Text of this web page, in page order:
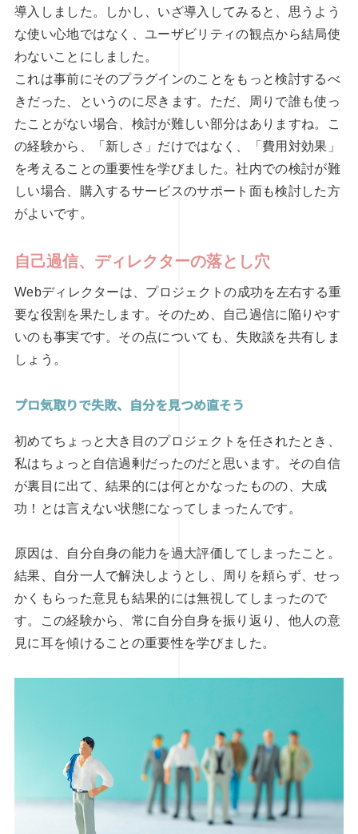
導入しました。しかし、いざ導入してみると、思うよう
な使い心地ではなく、ユーザビリティの観点から結局使
わないことにしました。
これは事前にそのプラグインのことをもっと検討するべ
きだった、というのに尽きます。ただ、周りで誰も使っ
たことがない場合、検討が難しい部分はありますね。こ
の経験から、「新しさ」だけではなく、「費用対効果」
を考えることの重要性を学びました。社内での検討が難
しい場合、購入するサービスのサポート面も検討した方
がよいです。
自己過信、ディレクターの落とし穴
Webディレクターは、プロジェクトの成功を左右する重
要な役割を果たします。そのため、自己過信に陥りやす
いのも事実です。その点についても、失敗談を共有しま
しょう。
プロ気取りで失敗、自分を見つめ直そう
初めてちょっと大き目のプロジェクトを任されたとき、
私はちょっと自信過剰だったのだと思います。その自信
が裏目に出て、結果的には何とかなったものの、大成
功！とは言えない状態になってしまったんです。
原因は、自分自身の能力を過大評価してしまったこと。
結果、自分一人で解決しようとし、周りを頼らず、せっ
かくもらった意見も結果的には無視してしまったので
す。この経験から、常に自分自身を振り返り、他人の意
見に耳を傾けることの重要性を学びました。